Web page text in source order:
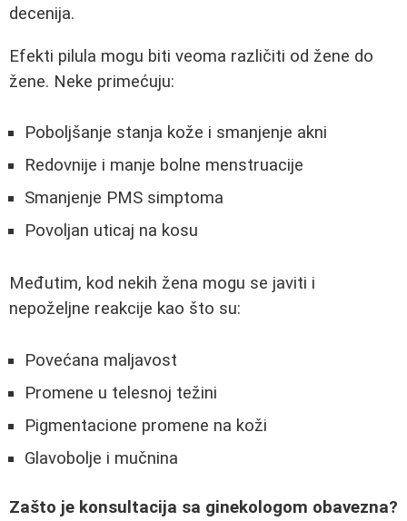
decenija.
Efekti pilula mogu biti veoma različiti od žene do
žene. Neke primećuju:
Poboljšanje stanja kože i smanjenje akni
Redovnije i manje bolne menstruacije
Smanjenje PMS simptoma
Povoljan uticaj na kosu
Međutim, kod nekih žena mogu se javiti i
nepoželjne reakcije kao što su:
Povećana maljavost
Promene u telesnoj težini
Pigmentacione promene na koži
Glavobolje i mučnina
Zašto je konsultacija sa ginekologom obavezna?